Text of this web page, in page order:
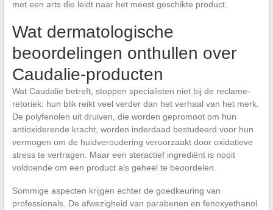
met een arts die leidt naar het meest geschikte product.
Wat dermatologische
beoordelingen onthullen over
Caudalie-producten
Wat Caudalie betreft, stoppen specialisten niet bij de reclame-
retoriek: hun blik reikt veel verder dan het verhaal van het merk.
De polyfenolen uit druiven, die worden gepromoot om hun
antioxiderende kracht, worden inderdaad bestudeerd voor hun
vermogen om de huidveroudering veroorzaakt door oxidatieve
stress te vertragen. Maar een steractief ingrediënt is nooit
voldoende om een product als geheel te beoordelen.
Sommige aspecten krijgen echter de goedkeuring van
professionals. De afwezigheid van parabenen en fenoxyethanol